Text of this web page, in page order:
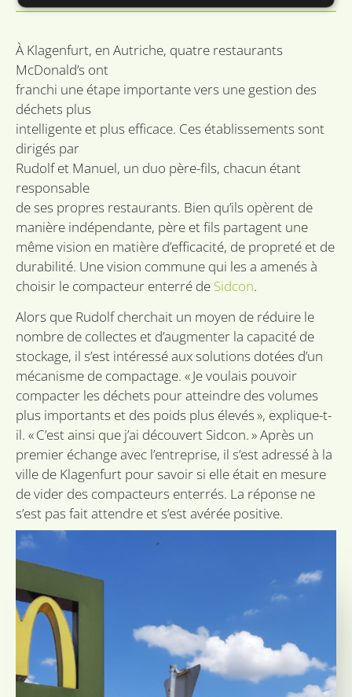
À Klagenfurt, en Autriche, quatre restaurants
McDonald’s ont
franchi une étape importante vers une gestion des
déchets plus
intelligente et plus efficace. Ces établissements sont
dirigés par
Rudolf et Manuel, un duo père-fils, chacun étant
responsable
de ses propres restaurants. Bien qu’ils opèrent de
manière indépendante, père et fils partagent une
même vision en matière d’efficacité, de propreté et de
durabilité. Une vision commune qui les a amenés à
choisir le compacteur enterré de Sidcon.
Alors que Rudolf cherchait un moyen de réduire le
nombre de collectes et d’augmenter la capacité de
stockage, il s’est intéressé aux solutions dotées d’un
mécanisme de compactage. « Je voulais pouvoir
compacter les déchets pour atteindre des volumes
plus importants et des poids plus élevés », explique-t-
il. « C’est ainsi que j’ai découvert Sidcon. » Après un
premier échange avec l’entreprise, il s’est adressé à la
ville de Klagenfurt pour savoir si elle était en mesure
de vider des compacteurs enterrés. La réponse ne
s’est pas fait attendre et s’est avérée positive.
Ciblage
Fonctionnalité Non classifiés
Les cookies strictement nécessaires habilitent des
fonctionnalités de base du site Web telles que la
connexion des utilisateurs et la gestion des
comptes. Le site Web ne peut pas être utilisé
correctement sans les cookies strictement
Nom
Fournisseur /
Domaine
Expiration
LinkedIn
Corporation
.linkedin.com
6 mois
.youtube.com
Politique de confidentialité de
Google